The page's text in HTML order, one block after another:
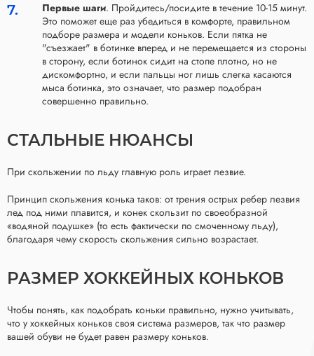
Первые шаги. Пройдитесь/посидите в течение 10-15 минут.
Это поможет еще раз убедиться в комфорте, правильном
подборе размера и модели коньков. Если пятка не
"съезжает" в ботинке вперед и не перемещается из стороны
в сторону, если ботинок сидит на стопе плотно, но не
дискомфортно, и если пальцы ног лишь слегка касаются
мыса ботинка, это означает, что размер подобран
совершенно правильно.
СТАЛЬНЫЕ НЮАНСЫ
При скольжении по льду главную роль играет лезвие.
Принцип скольжения конька таков: от трения острых ребер лезвия
лед под ними плавится, и конек скользит по своеобразной
«водяной подушке» (то есть фактически по смоченному льду),
благодаря чему скорость скольжения сильно возрастает.
РАЗМЕР ХОККЕЙНЫХ КОНЬКОВ
Чтобы понять, как подобрать коньки правильно, нужно учитывать,
что у хоккейных коньков своя система размеров, так что размер
вашей обуви не будет равен размеру коньков.